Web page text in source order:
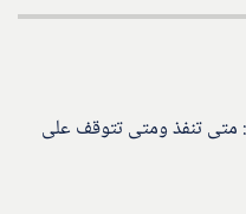
متى تنفذ ومتى تتوقف على